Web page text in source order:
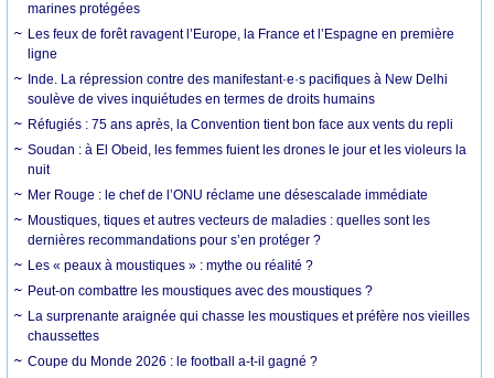
marines protégées
Les feux de forêt ravagent l’Europe, la France et l’Espagne en première
ligne
Inde. La répression contre des manifestant·e·s pacifiques à New Delhi
soulève de vives inquiétudes en termes de droits humains
Réfugiés : 75 ans après, la Convention tient bon face aux vents du repli
Soudan : à El Obeid, les femmes fuient les drones le jour et les violeurs la
nuit
Mer Rouge : le chef de l’ONU réclame une désescalade immédiate
Moustiques, tiques et autres vecteurs de maladies : quelles sont les
dernières recommandations pour s’en protéger ?
Les « peaux à moustiques » : mythe ou réalité ?
Peut-on combattre les moustiques avec des moustiques ?
La surprenante araignée qui chasse les moustiques et préfère nos vieilles
chaussettes
Coupe du Monde 2026 : le football a-t-il gagné ?